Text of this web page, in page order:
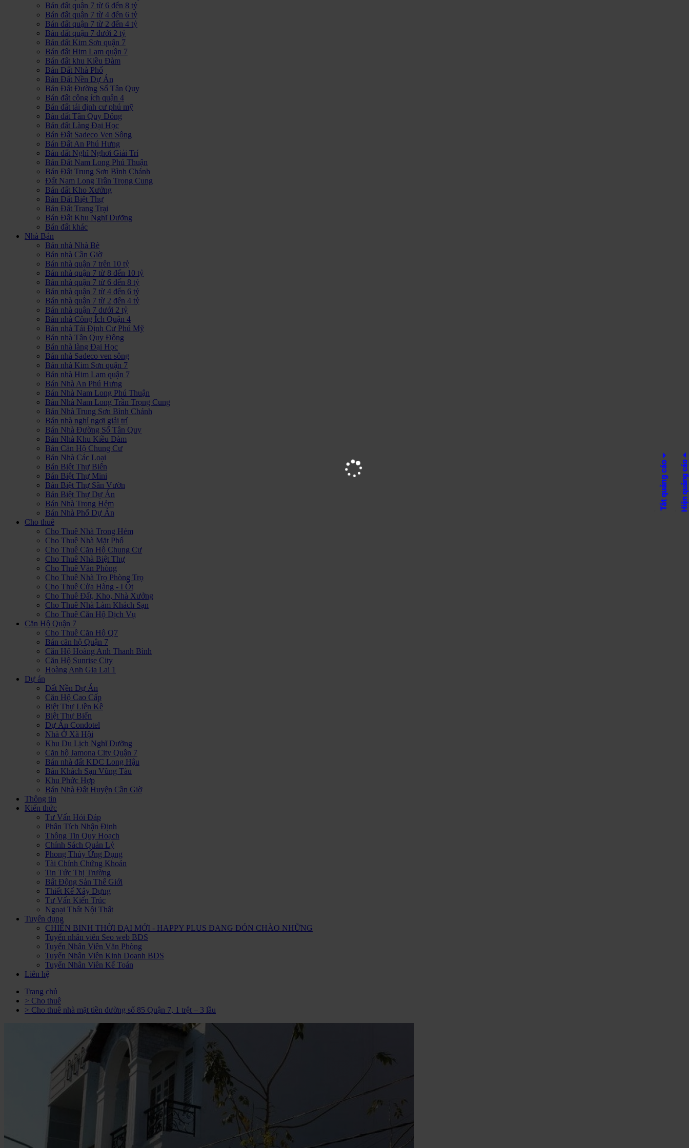
Bán đất quận 7 từ 6 đến 8 tỷ
Bán đất quận 7 từ 4 đến 6 tỷ
Bán đất quận 7 từ 2 đến 4 tỷ
Bán đất quận 7 dưới 2 tỷ
Bán đất Kim Sơn quận 7
Bán đất Him Lam quận 7
Bán đất khu Kiều Đàm
Bán Đất Nhà Phố
Bán Đất Nền Dự Án
Bán Đất Đường Số Tân Quy
Bán đất công ích quận 4
Bán đất tái định cư phú mỹ
Bán đất Tân Quy Đông
Bán đất Làng Đại Học
Bán Đất Sadeco Ven Sông
Bán Đất An Phú Hưng
Bán đất Nghĩ Nghơi Giải Trí
Bán Đất Nam Long Phú Thuận
Bán Đất Trung Sơn Bình Chánh
Đất Nam Long Trần Trọng Cung
Bán đất Kho Xưởng
Bán Đất Biệt Thự
Bán Đất Trang Trại
Bán Đất Khu Nghĩ Dưỡng
Bán đất khác
Nhà Bán
Bán nhà Nhà Bè
Bán nhà Cần Giờ
Bán nhà quận 7 trên 10 tỷ
Bán nhà quận 7 từ 8 đến 10 tỷ
Bán nhà quận 7 từ 6 đến 8 tỷ
Bán nhà quận 7 từ 4 đến 6 tỷ
Bán nhà quận 7 từ 2 đến 4 tỷ
Bán nhà quận 7 dưới 2 tỷ
Bán nhà Công Ích Quận 4
Bán nhà Tái Định Cư Phú Mỹ
Bán nhà Tân Quy Đông
Bán nhà làng Đại Học
Bán nhà Sadeco ven sông
Bán nhà Kim Sơn quận 7
Bán nhà Him Lam quận 7
Bán Nhà An Phú Hưng
Bán Nhà Nam Long Phú Thuận
Bán Nhà Nam Long Trần Trọng Cung
Bán Nhà Trung Sơn Bình Chánh
Bán nhà nghỉ ngơi giải trí
Bán Nhà Đường Số Tân Quy
Bán Nhà Khu Kiều Đàm
Bán Căn Hộ Chung Cư
Bán Nhà Các Loại
Bán Biệt Thự Biển
Bán Biệt Thự Mini
Bán Biệt Thự Sân Vườn
Bán Biệt Thự Dự Án
Bán Nhà Trong Hẻm
Bán Nhà Phố Dự Án
Cho thuê
Cho Thuê Nhà Trong Hẻm
Cho Thuê Nhà Mặt Phố
Cho Thuê Căn Hộ Chung Cư
Cho Thuê Nhà Biệt Thự
Cho Thuê Văn Phòng
Cho Thuê Nhà Trọ Phòng Trọ
Cho Thuê Cửa Hàng - I Ốt
Cho Thuê Đất, Kho, Nhà Xưởng
Cho Thuê Nhà Làm Khách Sạn
Cho Thuê Căn Hộ Dịch Vụ
Căn Hộ Quận 7
Cho Thuê Căn Hộ Q7
Bán căn hộ Quận 7
Căn Hộ Hoàng Anh Thanh Bình
Căn Hộ Sunrise City
Hoàng Anh Gia Lai 1
Dự án
Đất Nền Dự Án
Căn Hộ Cao Cấp
Biệt Thự Liền Kề
Biệt Thự Biển
Dự Án Condotel
Nhà Ở Xã Hội
Khu Du Lịch Nghĩ Dưỡng
Căn hộ Jamona City Quận 7
Bán nhà đất KDC Long Hậu
Bán Khách Sạn Vũng Tàu
Khu Phức Hợp
Bán Nhà Đất Huyện Cần Giờ
Thông tin
Kiến thức
Tư Vấn Hỏi Đáp
Phân Tích Nhận Định
Thông Tin Quy Hoạch
Chính Sách Quản Lý
Phong Thủy Ứng Dụng
Tài Chính Chứng Khoán
Tin Tức Thị Trường
Bất Động Sản Thế Giới
Thiết Kế Xây Dựng
Tư Vấn Kiến Trúc
Ngoại Thất Nội Thất
Tuyển dụng
CHIẾN BINH THỜI ĐẠI MỚI - HAPPY PLUS ĐANG ĐÓN CHÀO NHỮNG
Tuyển nhân viên Seo web BDS
Tuyển Nhân Viên Văn Phòng
Tuyển Nhân Viên Kinh Doanh BDS
Tuyển Nhân Viên Kế Toán
Liên hệ
Trang chủ
> Cho thuê
> Cho thuê nhà mặt tiền đường số 85 Quận 7, 1 trệt – 3 lầu